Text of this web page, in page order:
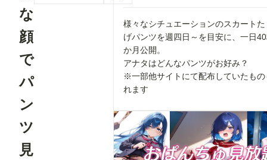
な
顔
で
パ
ン
ツ
見
様々なシチュエーションのスカート
げパンツを週四日～を目安に、一日
か月公開。
アナタはどんなパンツがお好み？
※一部他サイトにて配布していたもの
れます